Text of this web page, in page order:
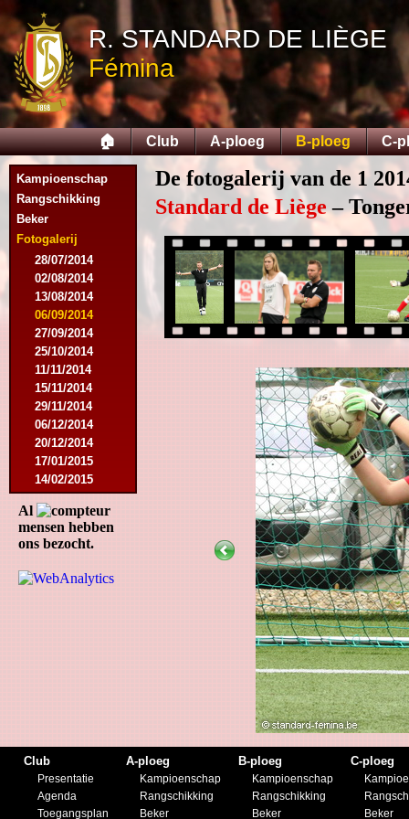
R. STANDARD DE LIÈGE
Fémina
🏠 Club A-ploeg B-ploeg C-
Kampioenschap
Rangschikking
Beker
Fotogalerij
28/07/2014
02/08/2014
13/08/2014
06/09/2014
27/09/2014
25/10/2014
11/11/2014
15/11/2014
29/11/2014
06/12/2014
20/12/2014
17/01/2015
14/02/2015
21/02/2015
18/04/2015
22/04/2015
09/05/2015
20/07/2015
01/08/2015
09/04/2016
23/04/2016
30/04/2016
18/07/2016
Al
mensen hebben
ons bezocht.
De fotogalerij van de 1
Standard de Liège–
Club
Presentatie
Agenda
Toegangsplan
A-ploeg
Kampioenschap
Rangschikking
Beker
B-ploeg
Kampioenschap
Rangschikking
Beker
C-ploeg
Beker